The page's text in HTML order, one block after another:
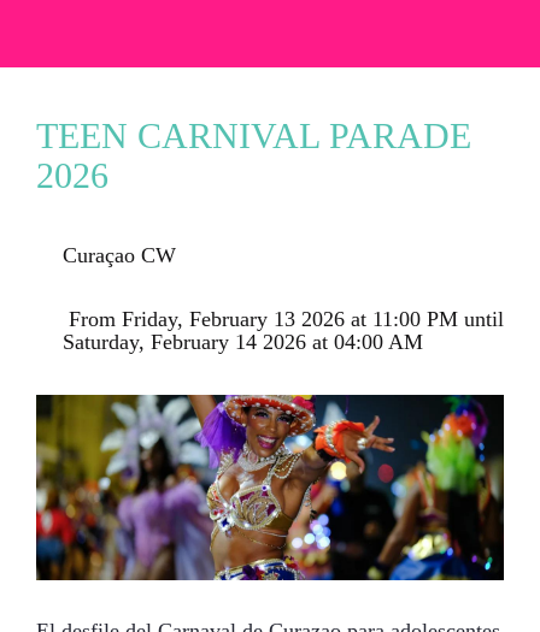
TEEN CARNIVAL PARADE
2026
Curaçao CW
Saturday, February 14 2026 at 04:00 AM